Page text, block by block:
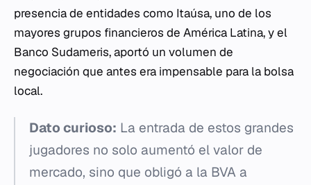
presencia de entidades como Itaúsa, uno de los
mayores grupos financieros de América Latina, y el
Banco Sudameris, aportó un volumen de
negociación que antes era impensable para la bolsa
local.
Dato curioso: La entrada de estos grandes
jugadores no solo aumentó el valor de
mercado, sino que obligó a la BVA a